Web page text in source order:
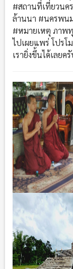
#สถานที่เที่ยวนค
ล้านนา #นครพน
#หมายเหตุ ภาพ
ไปเผยแพร่ โปร
เรายิ่งขึ้นได้เลยค